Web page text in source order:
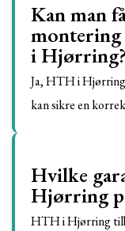
Kan man
i Hjørring?
Ja, HTH i
kan sikre en
Hvilke
Hjørring
HTH i Hjørring